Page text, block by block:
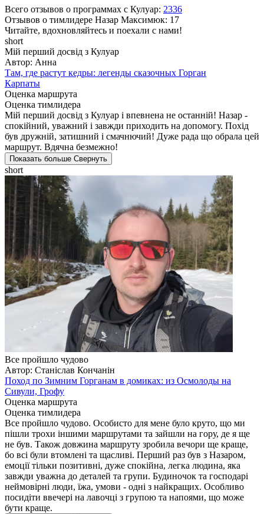
Всего отзывов о программах с Кулуар: 2336
Отзывов о тимлидере Назар Максимюк: 17
Читайте, вдохновляйтесь и поехали с нами!
short
Мій перший досвід з Кулуар
Автор: Анна
Там, где растут кедры: легенды сказочных Горган
Карпаты
Оценка маршрута
Оценка тимлидера
Мій перший досвід з Кулуар і впевнена не останній! Назар -
спокійний, уважний і завжди приходить на допомогу. Похід
був дружній, затишний і смачнючий! Дуже рада що обрала цей
маршрут. Вдячна безмежно!
Показать больше Свернуть
short
Все пройшло чудово
Автор: Станіслав Кончанін
Поход по Зимним Горганам в домиках: из Осмолоды на
Сивули, Грофу
Оценка маршрута
Оценка тимлидера
Все пройшло чудово. Особисто для мене було круто, що ми
пішли трохи іншими маршрутами та зайшли на гору, де я ще
не був. Також довжина маршруту зробила вечори ще краще,
бо всі були втомлені та щасливі. Перший раз був з Назаром,
емоції тільки позитивні, дуже спокійна, легка людина, яка
завжди уважна до деталей та групи. Будиночок та господарі
неймовірні люди, їжа, умови - одні з найкращих. Особливо
посидіти ввечері на лавочці з групою та напоями, що може
бути краще.